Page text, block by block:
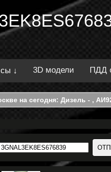
↓ 3D модели ПДД
на сегодня: Дизель - ,